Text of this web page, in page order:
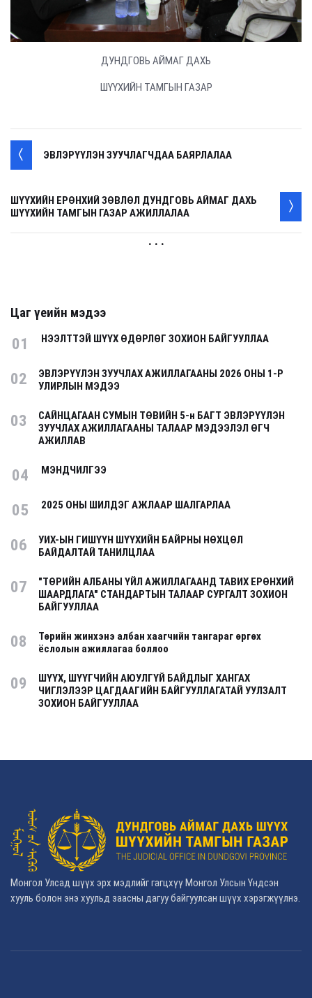
ДУНДГОВЬ АЙМАГ ДАХЬ
ШҮҮХИЙН ТАМГЫН ГАЗАР
ЭВЛЭРҮҮЛЭН ЗУУЧЛАГЧДАА БАЯРЛАЛАА
ШҮҮХИЙН ЕРӨНХИЙ ЗӨВЛӨЛ ДУНДГОВЬ АЙМАГ ДАХЬ
ШҮҮХИЙН ТАМГЫН ГАЗАР АЖИЛЛАЛАА
. . .
Цаг үеийн мэдээ
01 НЭЭЛТТЭЙ ШҮҮХ ӨДӨРЛӨГ ЗОХИОН БАЙГУУЛЛАА
02
ЭВЛЭРҮҮЛЭН ЗУУЧЛАХ АЖИЛЛАГААНЫ 2026 ОНЫ 1-Р
УЛИРЛЫН МЭДЭЭ
03
САЙНЦАГААН СУМЫН ТӨВИЙН 5-н БАГТ ЭВЛЭРҮҮЛЭН
ЗУУЧЛАХ АЖИЛЛАГААНЫ ТАЛААР МЭДЭЭЛЭЛ ӨГЧ
АЖИЛЛАВ
04 МЭНДЧИЛГЭЭ
05 2025 ОНЫ ШИЛДЭГ АЖЛААР ШАЛГАРЛАА
06
УИХ-ЫН ГИШҮҮН ШҮҮХИЙН БАЙРНЫ НӨХЦӨЛ
БАЙДАЛТАЙ ТАНИЛЦЛАА
07
"ТӨРИЙН АЛБАНЫ ҮЙЛ АЖИЛЛАГААНД ТАВИХ ЕРӨНХИЙ
ШААРДЛАГА" СТАНДАРТЫН ТАЛААР СУРГАЛТ ЗОХИОН
БАЙГУУЛЛАА
08
Төрийн жинхэнэ албан хаагчийн тангараг өргөх
ёслолын ажиллагаа боллоо
09
ШҮҮХ, ШҮҮГЧИЙН АЮУЛГҮЙ БАЙДЛЫГ ХАНГАХ
ЧИГЛЭЛЭЭР ЦАГДААГИЙН БАЙГУУЛЛАГАТАЙ УУЛЗАЛТ
ЗОХИОН БАЙГУУЛЛАА
Монгол Улсад шүүх эрх мэдлийг гагцхүү Монгол Улсын Үндсэн
хууль болон энэ хуульд заасны дагуу байгуулсан шүүх хэрэгжүүлнэ.